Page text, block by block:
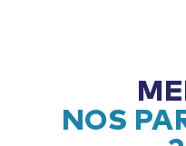
NOS